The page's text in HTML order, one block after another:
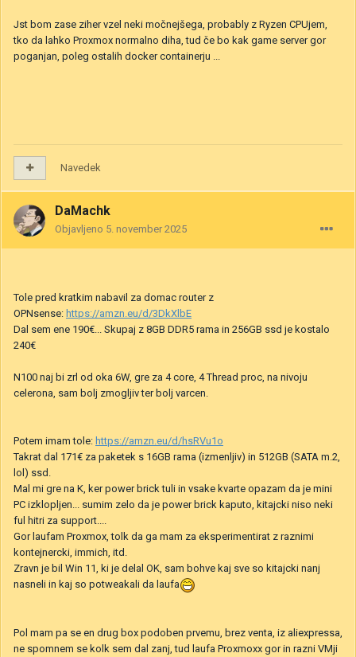
Jst bom zase ziher vzel neki močnejšega, probably z Ryzen CPUjem,
tko da lahko Proxmox normalno diha, tud če bo kak game server gor
poganjan, poleg ostalih docker containerju ...
Navedek
DaMachk
Objavljeno 5. november 2025
Tole pred kratkim nabavil za domac router z
OPNsense: https://amzn.eu/d/3DkXlbE
Dal sem ene 190€... Skupaj z 8GB DDR5 rama in 256GB ssd je kostalo
240€
N100 naj bi zrl od oka 6W, gre za 4 core, 4 Thread proc, na nivoju
celerona, sam bolj zmogljiv ter bolj varcen.
Potem imam tole: https://amzn.eu/d/hsRVu1o
Takrat dal 171€ za paketek s 16GB rama (izmenljiv) in 512GB (SATA m.2,
lol) ssd.
Mal mi gre na K, ker power brick tuli in vsake kvarte opazam da je mini
PC izklopljen... sumim zelo da je power brick kaputo, kitajcki niso neki
ful hitri za support....
Gor laufam Proxmox, tolk da ga mam za eksperimentirat z raznimi
kontejnercki, immich, itd.
Zravn je bil Win 11, ki je delal OK, sam bohve kaj sve so kitajcki nanj
nasneli in kaj so potweakali da laufa
Pol mam pa se en drug box podoben prvemu, brez venta, iz aliexpressa,
ne spomnem se kolk sem dal zanj, tud laufa Proxmoxx gor in razni VMji